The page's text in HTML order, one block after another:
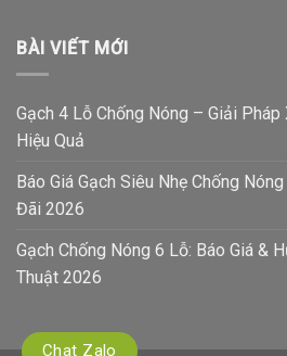
BÀI VIẾT MỚI
Gạch 4 Lỗ Chống Nóng – Giải
Hiệu Quả
Báo Giá Gạch Siêu Nhẹ Chống
Đãi 2026
Gạch Chống Nóng 6 Lỗ: Báo Giá &
Thuật 2026
Chat Zalo